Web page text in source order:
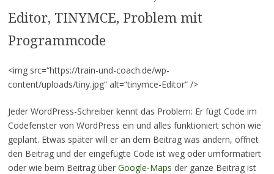
Editor, TINYMCE, Problem mit
Programmcode
<img src=“https://train-und-coach.de/wp-
content/uploads/tiny.jpg“ alt=“tinymce-Editor“ />
Jeder WordPress-Schreiber kennt das Problem: Er fügt Code im
Codefenster von WordPress ein und alles funktioniert schön wie
geplant. Etwas später will er an dem Beitrag was ändern, öffnet
den Beitrag und der eingefügte Code ist weg oder umformatiert
oder wie beim Beitrag über Google-Maps der ganze Beitrag ist